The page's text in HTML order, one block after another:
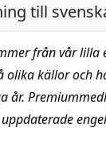
till
från vår lilla
olika källor och
år.